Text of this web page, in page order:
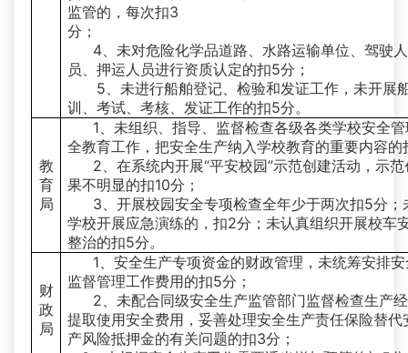
监管的，每次扣3
分；
4、未对危险化学品道路、水路运输单位、驾驶
员、押运人员进行资质认定的扣5分；
5、未进行船舶登记、检验和发证工作，未开展
训、考试、考核、发证工作的扣5分。
教
育
局
1、未组织、指导、监督检查各级各类学校安全
全教育工作，把安全生产纳入学校教育的重要内容的
2、在系统内开展“平安校园”示范创建活动，示
果不明显的扣10分；
3、开展校园安全专项检查全年少于两次扣5分；
学校开展应急演练的，扣2分；未认真组织开展校车
整治的扣5分。
财
政
局
1、安全生产专项资金的财政管理，未统筹安排
监督管理工作费用的扣5分；
2、未配合同级安全生产监管部门监督检查生产
提取使用安全费用，妥善处理安全生产责任保险替代
产风险抵押金的有关问题的扣3分；